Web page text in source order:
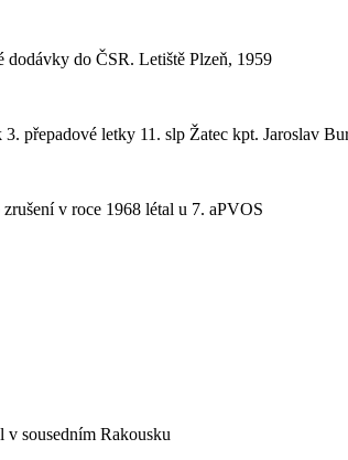
do ČSR. Letiště Plzeň, 1959
přepadové letky 11. slp Žatec kpt. Jaroslav
v roce 1968 létal u 7. aPVOS
sousedním Rakousku